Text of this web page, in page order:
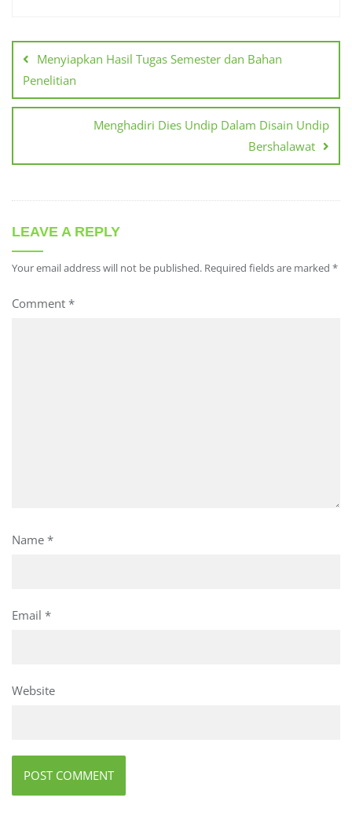
navigation
Menyiapkan Hasil Tugas Semester dan Bahan
Penelitian
Menghadiri Dies Undip Dalam Disain Undip
Bershalawat
LEAVE A REPLY
Your email address will not be published. Required fields are marked *
Comment *
Name *
Email *
Website